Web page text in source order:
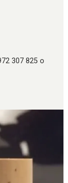
307 825 o